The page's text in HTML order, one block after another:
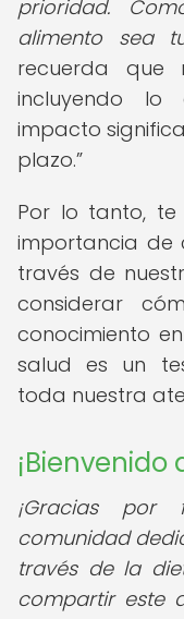
prioridad.
alimento sea
recuerda que
incluyendo lo
impacto
plazo.
Por lo tanto, te
importancia de
través de
considerar
conocimiento
salud es un
toda nuestra
¡Bienvenido
¡Gracias
comunidad
través de la
compartir este